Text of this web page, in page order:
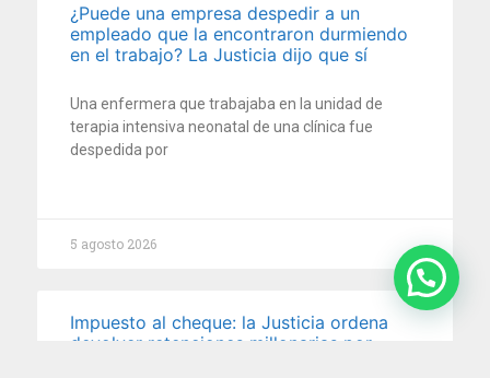
¿Puede una empresa despedir a un
empleado que la encontraron durmiendo
en el trabajo? La Justicia dijo que sí
Una enfermera que trabajaba en la unidad de
terapia intensiva neonatal de una clínica fue
despedida por
5 agosto 2026
Impuesto al cheque: la Justicia ordena
devolver retenciones millonarias por